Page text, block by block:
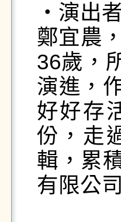
・演出
鄭宜農
36歲，
演進，
好好存
份，走
輯，累
有限公